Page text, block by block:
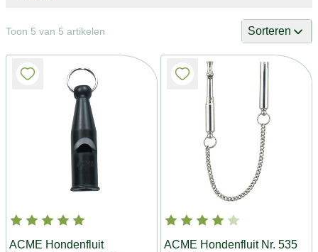
Toon 5 van 5 artikelen Sorteren
ACME Hondenfluit
ACME Hondenfluit Nr. 535